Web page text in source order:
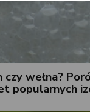
wełna?
popularnych